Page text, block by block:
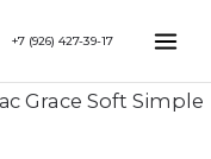
+7 (926) 427-39-17
Grace Soft Simple